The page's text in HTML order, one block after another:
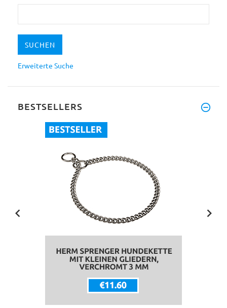
Erweiterte Suche
BESTSELLERS